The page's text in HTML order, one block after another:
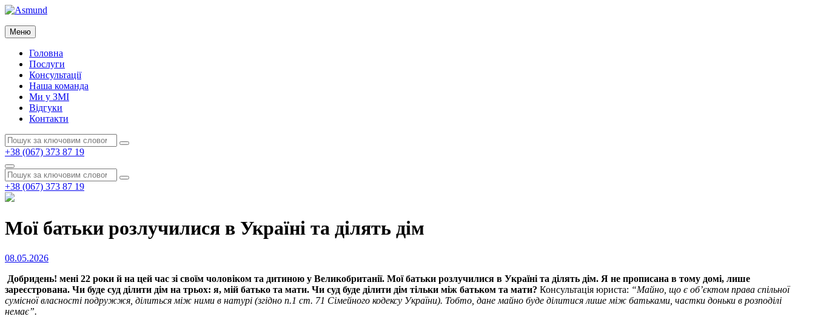
Перейти
вмісту
Asmund
Asmund
Меню
Головна
Послуги
Консультації
Наша команда
Ми у ЗМІ
Відгуки
Контакти
Пошук:
Пошук
+38 (067) 373 87 19
Пошук
Пошук:
Пошук
+38 (067) 373 87 19
Мої батьки розлучилися в Україні та ділять дім
Опубліковано
08.05.2026
Добридень! мені 22 роки й на цей час зі своїм чоловіком та дитиною у Великобританії. Мої батьки розлучилися в Україні та ділять дім. Я не прописана в тому домі, лише
зареєстрована. Чи буде суд ділити дім на трьох: я, мій батько та мати. Чи суд буде ділити дім тільки між батьком та мати? Консультація юриста: “Майно, що є об’єктом права спільної
сумісної власності подружжя, ділиться між ними в натурі (згідно п.1 ст. 71 Сімейного кодексу України). Тобто, дане майно буде ділитися лише між батьками, частки доньки в розподілі
немає”.